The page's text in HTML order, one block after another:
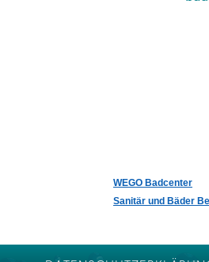
WEGO Badcenter
Sanitär und Bäder